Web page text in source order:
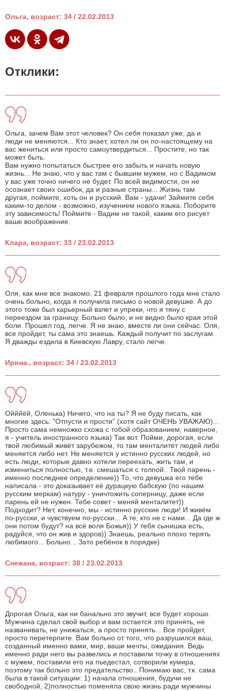
Ольга, возраст: 34 / 22.02.2013
Отклики:
Ольга, зачем Вам этот человек? Он себя показал уже, да и
люди не меняются... Кто знает, хотел ли он по-настоящему на
вас жениться или просто самоутвердиться... Простите, но так
может быть.
Вам нужно попытаться быстрее его забыть и начать новую
жизнь... Не знаю, что у вас там с бывшим мужем, но с Вадимом
у вас уже точно ничего не будет. По всей видимости, он не
осознает своих ошибок, да и разные страны... Жизнь там
другая, поймите, хоть он и русский. Вам - удачи! Займите себя
каким-то делом - возможно, изучением нового языка. Поборите
эту зависимость! Поймите - Вадим не такой, каким его рисует
ваше воображение.
Клара, возраст: 33 / 23.02.2013
Оля, как мне все знакомо. 21 февраля прошлого года мне стало
очень больно, когда я получила письмо о новой девушке. А до
этого тоже был карьерный взлет и упреки, что я тяну с
переездом за границу. Больно было, и не видно было края этой
боли. Прошел год, легче. Я не знаю, вместе ли они сейчас. Оля,
все пройдет, ты сама это знаешь. Каждый получит по заслугам.
Я дважды ездила в Киевскую Лавру, стало легче.
Ирина., возраст: 34 / 23.02.2013
Ойййёй, Оленька) Ничего, что на ты? Я не буду писать, как
многие здесь: "Отпусти и прости" (хотя сайт ОЧЕНЬ УВАЖАЮ)...
Просто сама немножко схожа с тобой образованием, наверное,
я - учитель иностранного языка) Так вот. Пойми, дорогая, если
твой любимый живёт зарубежом, то там менталитет людей либо
меняется либо нет. Не меняется у истинно русских людей, но
есть люди, которые давно хотели переехать, жить там, и
измениться полностью, т.е. смешаться с толпой.. Твой парень -
именно последнее определение)) То, что девушка его тебе
написала - это доказывает её дурацкую бабскую (по нашим
русским меркам) натуру - уничтожить соперницу, даже если
парень ей не нужен. Тебе совет - меняй менталитет))
Подходит? Нет, конечно, мы - истинно русские люди! И живём
по-русски, и чувствуем по-русски... А те, кто не с нами... Да где ж
они потом будут? на всё воля Божья)) У тебя сынишка есть,
радуйся, что он жив и здоров)) Знаешь, реально плохо терять
любимого... Больно... Зато ребёнок в порядке)
Снежана, возраст: 38 / 23.02.2013
Дорогая Ольга, как ни банально это звучит, все будет хорошо.
Мужчина сделал свой выбор и вам остается это принять, не
названивать, не унижаться, а просто принять... Все пройдет,
просто перетерпите. Вам больно от того, что разрушился ваш,
созданный именно вами, мир, ваши мечты, ожидания. Ведь
именно ради него вы развелись и поставили точку в отношениях
с мужем, поставили его на пьедестал, сотворили кумира,
поэтому так больно это предательство.. Понимаю вас, т.к. сама
была в такой ситуации: 1) начала отношения, будучи не
свободной, 2)полностью поменяла свою жизнь ради мужчины